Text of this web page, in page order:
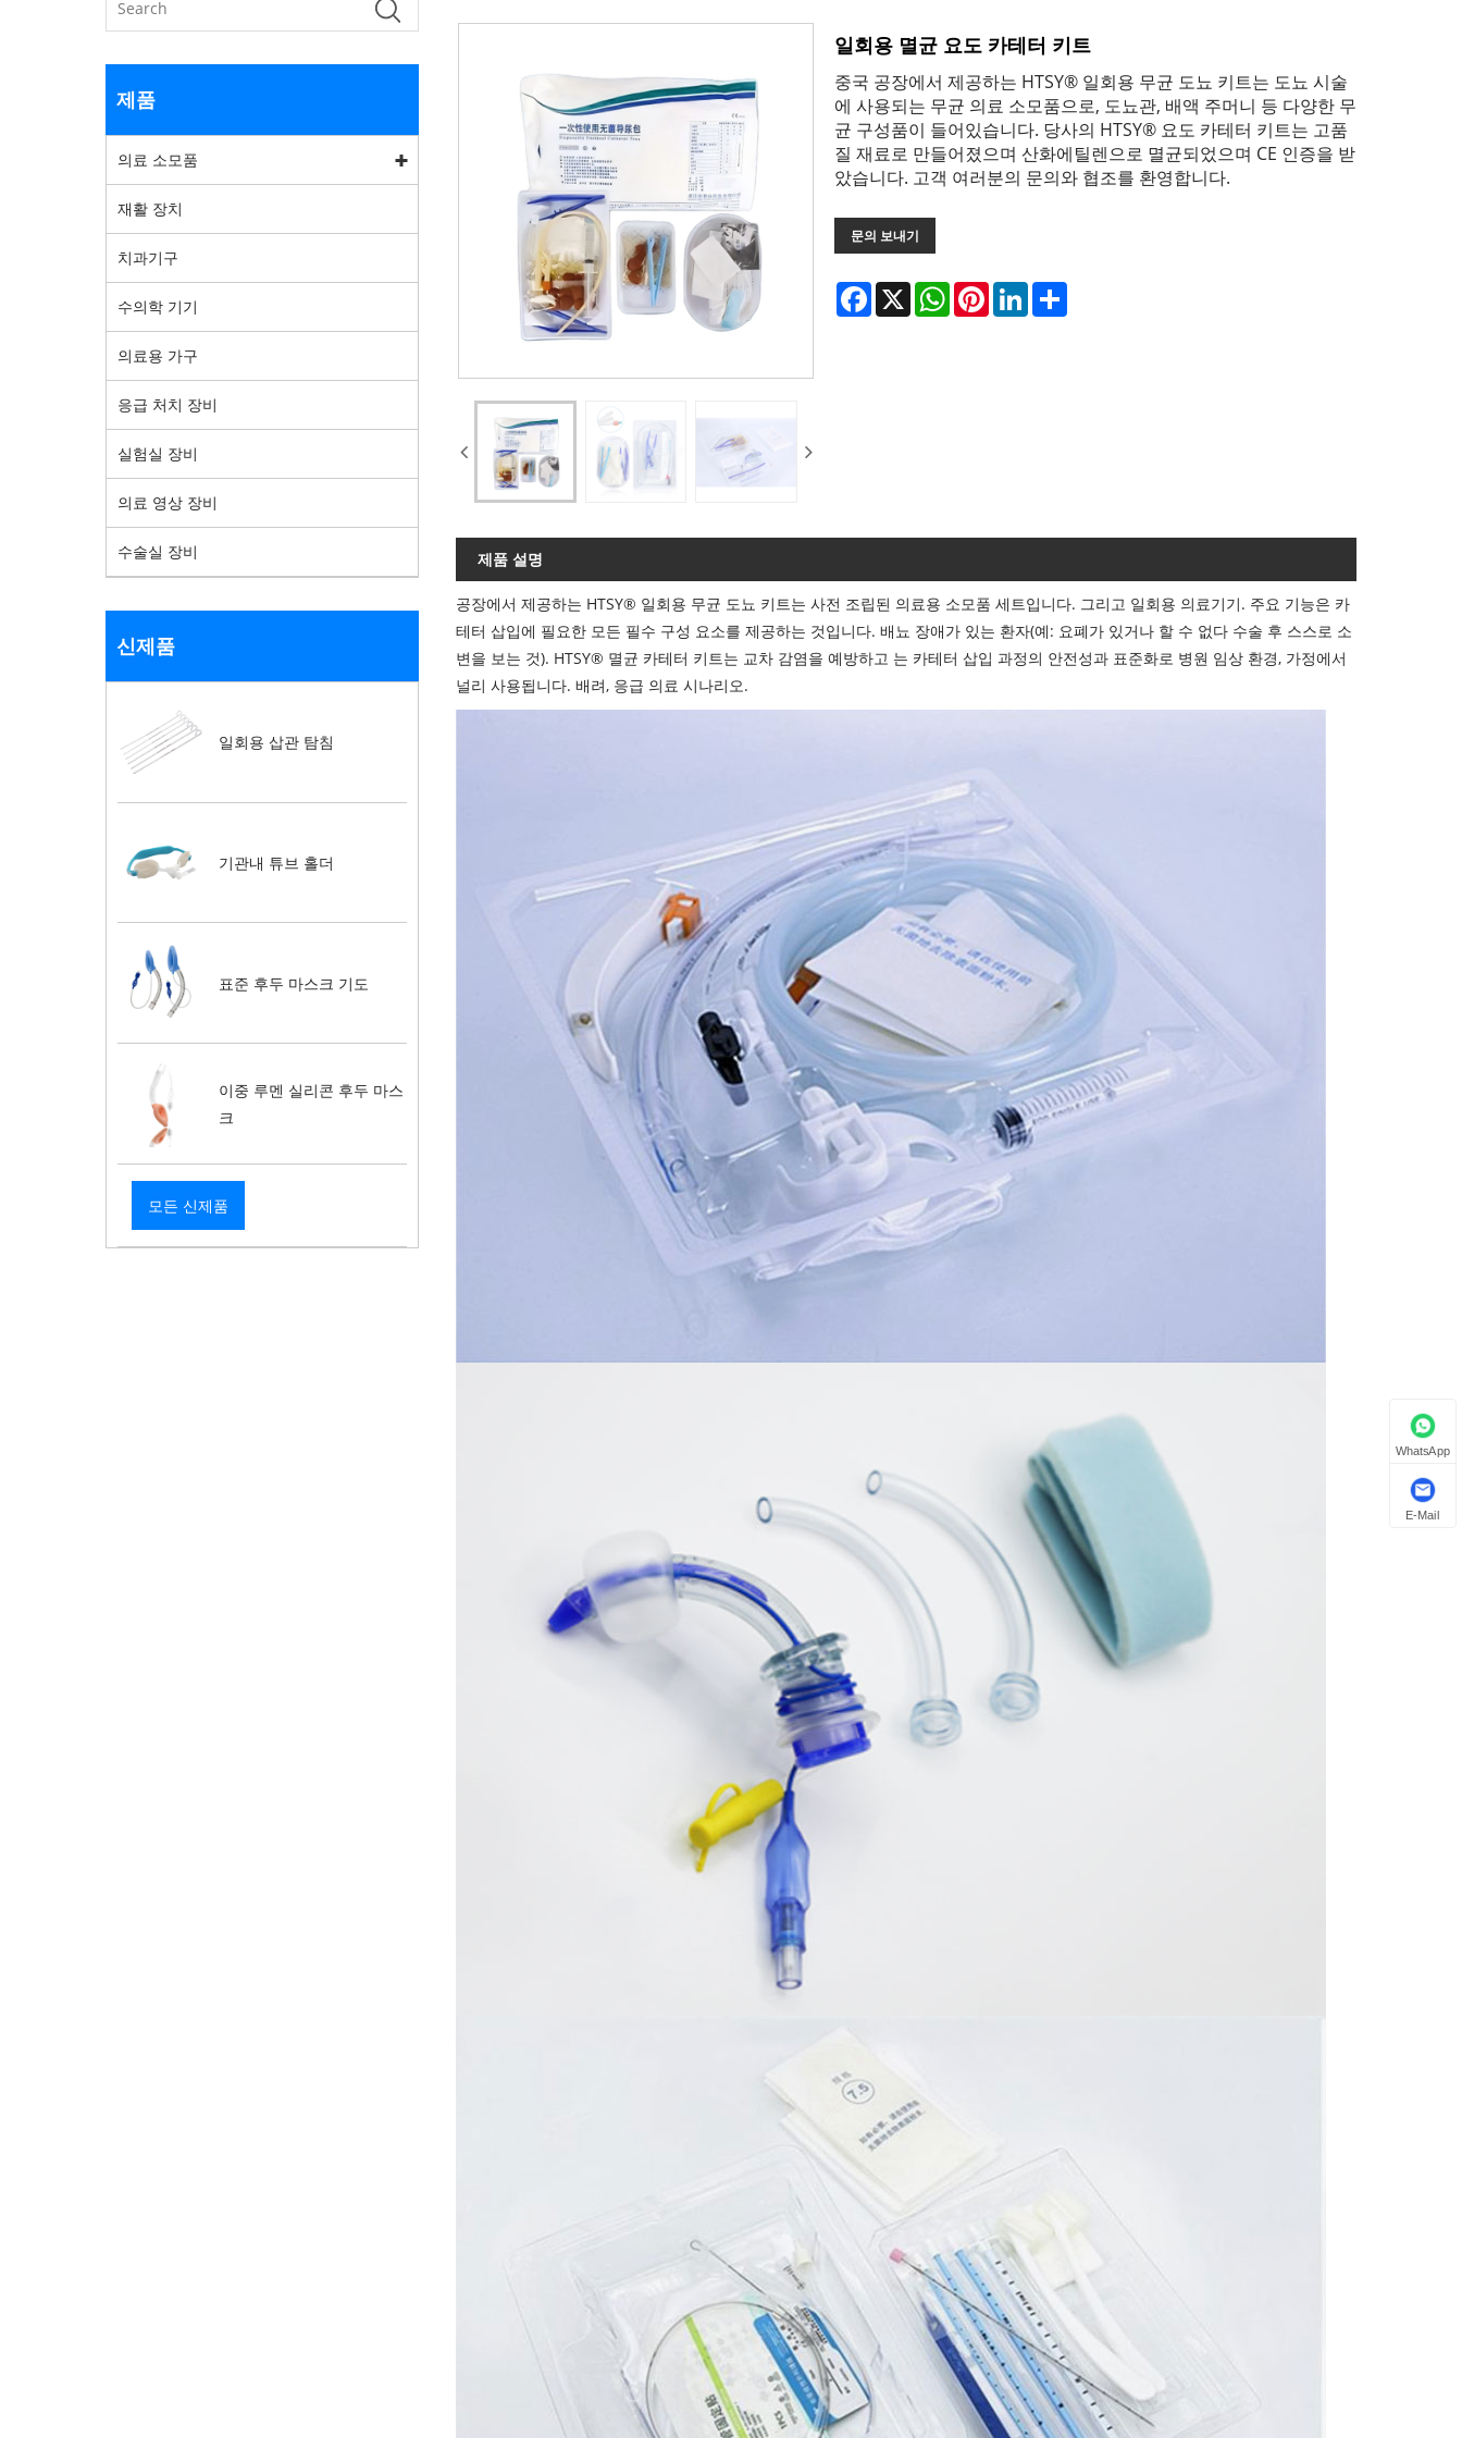
제품
의료 소모품
재활 장치
치과기구
수의학 기기
의료용 가구
응급 처치 장비
실험실 장비
의료 영상 장비
수술실 장비
신제품
일회용 삽관 탐침
기관내 튜브 홀더
표준 후두 마스크 기도
이중 루멘 실리콘 후두 마스
크
모든 신제품
일회용 멸균 요도 카테터 키트
중국 공장에서 제공하는 HTSY® 일회용 무균 도뇨 키트는 도뇨 시술
에 사용되는 무균 의료 소모품으로, 도뇨관, 배액 주머니 등 다양한 무
균 구성품이 들어있습니다. 당사의 HTSY® 요도 카테터 키트는 고품
질 재료로 만들어졌으며 산화에틸렌으로 멸균되었으며 CE 인증을 받
았습니다. 고객 여러분의 문의와 협조를 환영합니다.
문의 보내기
Facebook
X WhatsAppPinterestLinkedInShare
제품 설명
공장에서 제공하는 HTSY® 일회용 무균 도뇨 키트는 사전 조립된 의료용 소모품 세트입니다. 그리고 일회용 의료기기. 주요 기능은 카
테터 삽입에 필요한 모든 필수 구성 요소를 제공하는 것입니다. 배뇨 장애가 있는 환자(예: 요폐가 있거나 할 수 없다 수술 후 스스로 소
변을 보는 것). HTSY® 멸균 카테터 키트는 교차 감염을 예방하고 는 카테터 삽입 과정의 안전성과 표준화로 병원 임상 환경, 가정에서
널리 사용됩니다. 배려, 응급 의료 시나리오.
WhatsApp
E-Mail